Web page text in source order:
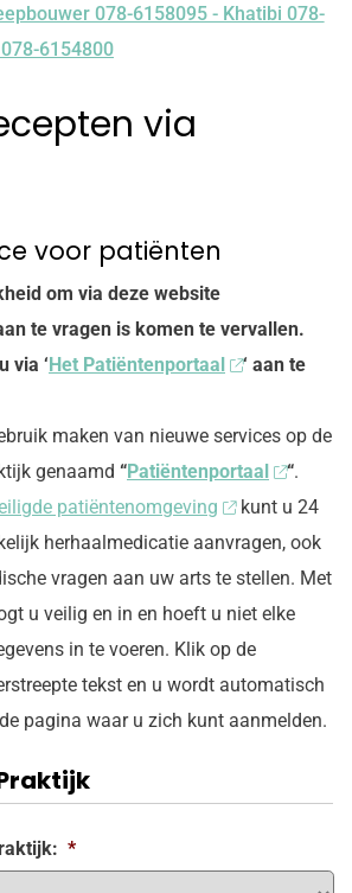
078-6158095 - Khatibi 078-
6154800
via
voor patiënten
om via deze website
te vragen is komen te vervallen.
via ‘Het Patiëntenportaal
‘ aan te
maken van nieuwe services op de
genaamd “Patiëntenportaal “.
patiëntenomgeving
kunt u 24
herhaalmedicatie aanvragen, ook
vragen aan uw arts te stellen. Met
u veilig en in en hoeft u niet elke
in te voeren. Klik op de
tekst en u wordt automatisch
pagina waar u zich kunt aanmelden.
*